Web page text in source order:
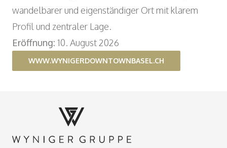
wandelbarer und eigenständiger Ort mit klarem
Profil und zentraler Lage.
Eröffnung: 10. August 2026
WWW.WYNIGERDOWNTOWNBASEL.CH